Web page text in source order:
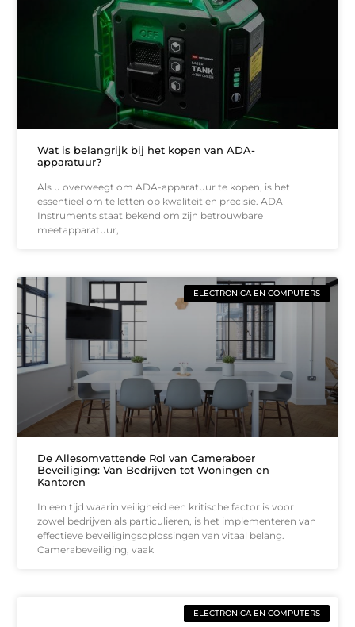
Wat is belangrijk bij het kopen van ADA-
apparatuur?
Als u overweegt om ADA-apparatuur te kopen, is het
essentieel om te letten op kwaliteit en precisie. ADA
Instruments staat bekend om zijn betrouwbare
meetapparatuur,
ELECTRONICA EN COMPUTERS
De Allesomvattende Rol van Cameraboer
Beveiliging: Van Bedrijven tot Woningen en
Kantoren
In een tijd waarin veiligheid een kritische factor is voor
zowel bedrijven als particulieren, is het implementeren van
effectieve beveiligingsoplossingen van vitaal belang.
Camerabeveiliging, vaak
ELECTRONICA EN COMPUTERS